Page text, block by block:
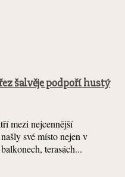
šalvěje podpoří hustý
mezi nejcennější
své místo nejen v
terasách...